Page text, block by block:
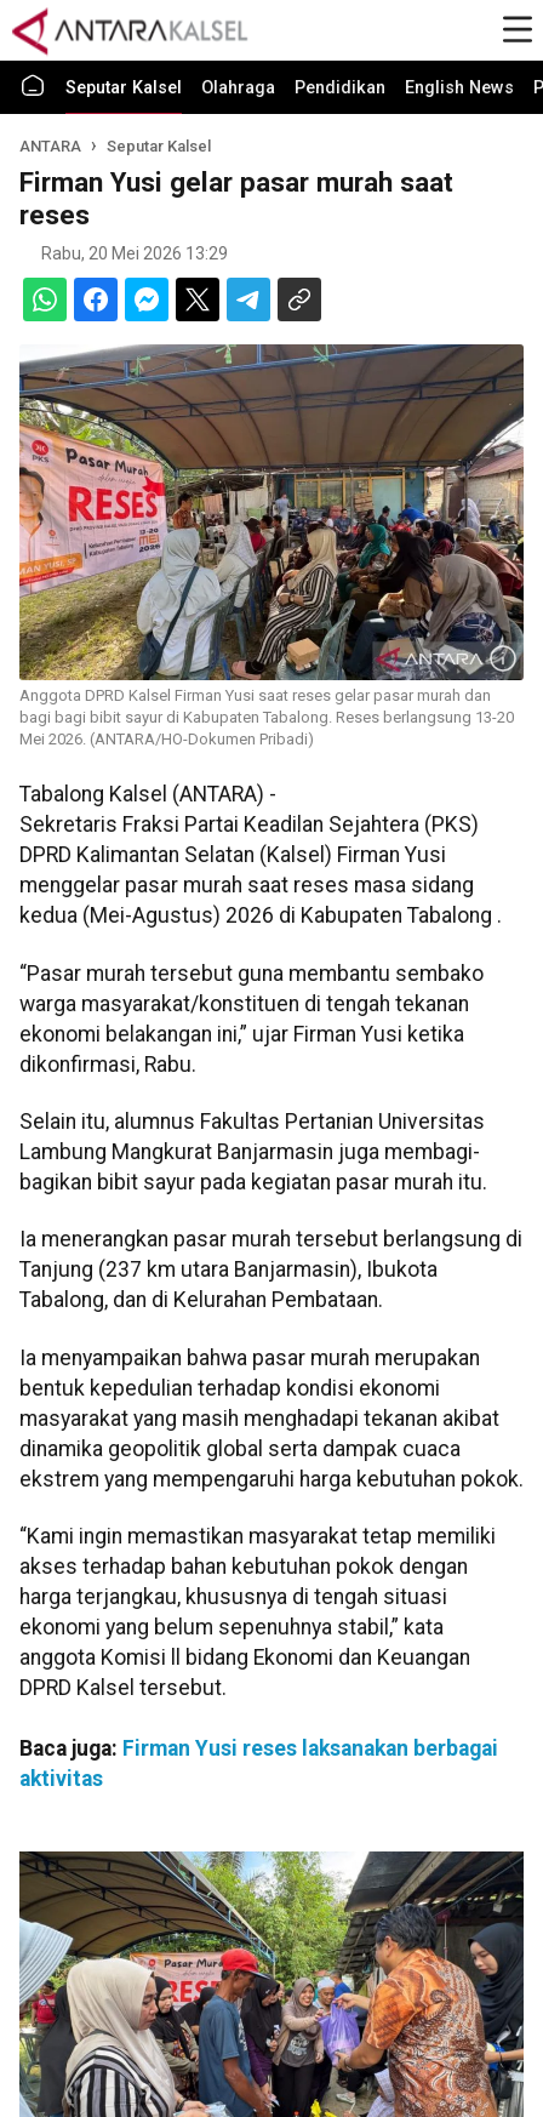
Seputar Kalsel Olahraga Pendidikan English News
ANTARA Seputar Kalsel
Firman Yusi gelar pasar murah saat
reses
Rabu, 20 Mei 2026 13:29
Anggota DPRD Kalsel Firman Yusi saat reses gelar pasar murah dan
bagi bagi bibit sayur di Kabupaten Tabalong. Reses berlangsung 13-20
Mei 2026. (ANTARA/HO-Dokumen Pribadi)
Tabalong Kalsel (ANTARA) -
Sekretaris Fraksi Partai Keadilan Sejahtera (PKS)
DPRD Kalimantan Selatan (Kalsel) Firman Yusi
menggelar pasar murah saat reses masa sidang
kedua (Mei-Agustus) 2026 di Kabupaten Tabalong .
“Pasar murah tersebut guna membantu sembako
warga masyarakat/konstituen di tengah tekanan
ekonomi belakangan ini,” ujar Firman Yusi ketika
dikonfirmasi, Rabu.
Selain itu, alumnus Fakultas Pertanian Universitas
Lambung Mangkurat Banjarmasin juga membagi-
bagikan bibit sayur pada kegiatan pasar murah itu.
Ia menerangkan pasar murah tersebut berlangsung di
Tanjung (237 km utara Banjarmasin), Ibukota
Tabalong, dan di Kelurahan Pembataan.
Ia menyampaikan bahwa pasar murah merupakan
bentuk kepedulian terhadap kondisi ekonomi
masyarakat yang masih menghadapi tekanan akibat
dinamika geopolitik global serta dampak cuaca
ekstrem yang mempengaruhi harga kebutuhan pokok.
“Kami ingin memastikan masyarakat tetap memiliki
akses terhadap bahan kebutuhan pokok dengan
harga terjangkau, khususnya di tengah situasi
ekonomi yang belum sepenuhnya stabil,” kata
anggota Komisi ll bidang Ekonomi dan Keuangan
DPRD Kalsel tersebut.
Baca juga: Firman Yusi reses laksanakan berbagai
aktivitas